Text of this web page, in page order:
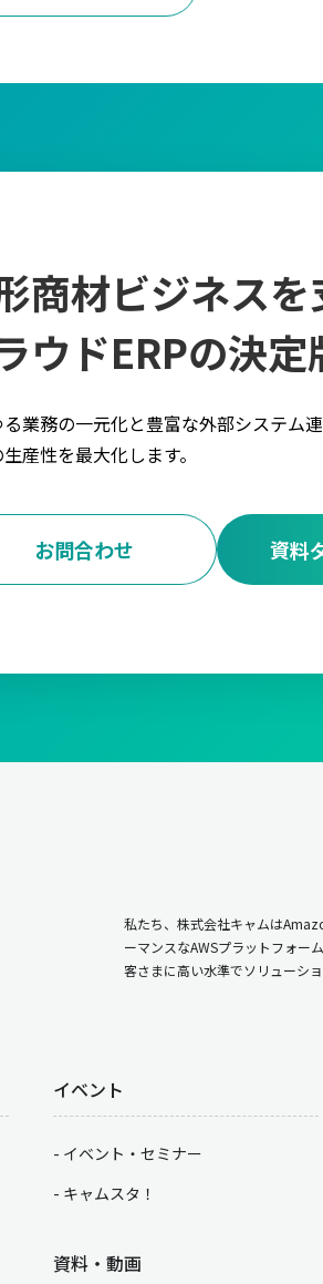
商材ビジネスを
ウドERPの決定
業務の一元化と豊富な外部システム
産性を最大化します。
資料
お問合わせ
私たち、株式会社キャムは
ーマンスなAWSプラットフォー
客さまに高い水準でソリューシ
イベント
イベント・セミナー
キャムスタ！
資料・動画